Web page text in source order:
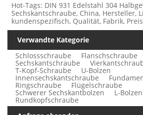
Hot-Tags: DIN 931 Edelstahl 304
Sechskantschraube, China, Hersteller,
kundenspezifisch, Qualität, Fabrik, Preis
Verwandte Kategorie
Schlossschraube
Flanschschraube
Sechskantschraube
T-Kopf-Schraube U-Bolzen
Innensechskantschraube
Ringschraube Flügelschraube
Schwerer Sechskantbolzen L-Bolzen
Rundkopfschraube